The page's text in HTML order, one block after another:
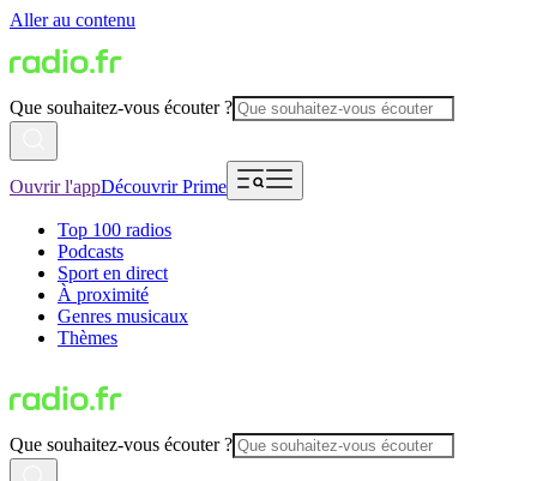
Aller au contenu
Que souhaitez-vous écouter ?
Ouvrir l'appDécouvrir Prime
Top 100 radios
Podcasts
Sport en direct
À proximité
Genres musicaux
Thèmes
Que souhaitez-vous écouter ?